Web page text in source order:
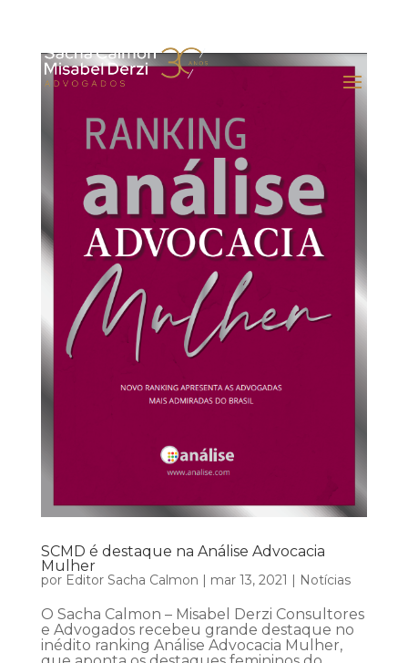
SCMD é destaque na Análise Advocacia
Mulher
por Editor Sacha Calmon | mar 13, 2021 | Notícias
O Sacha Calmon – Misabel Derzi Consultores
e Advogados recebeu grande destaque no
inédito ranking Análise Advocacia Mulher,